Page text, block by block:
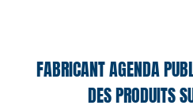
FABRICANT AGENDA
DES PRODUITS